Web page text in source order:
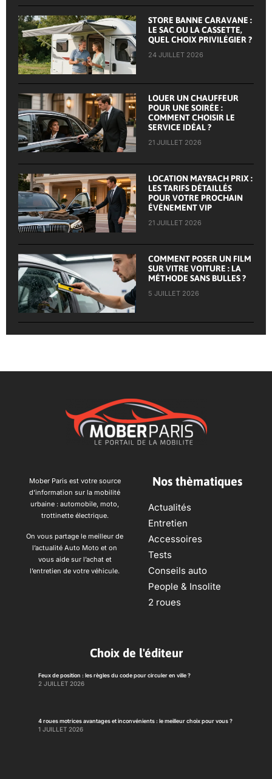
STORE BANNE CARAVANE :
LE SAC OU LA CASSETTE,
QUEL CHOIX PRIVILÉGIER ?
24 JUILLET 2026
LOUER UN CHAUFFEUR
POUR UNE SOIRÉE :
COMMENT CHOISIR LE
SERVICE IDÉAL ?
21 JUILLET 2026
LOCATION MAYBACH PRIX :
LES TARIFS DÉTAILLÉS
POUR VOTRE PROCHAIN
ÉVÉNEMENT VIP
21 JUILLET 2026
COMMENT POSER UN FILM
SUR VITRE VOITURE : LA
MÉTHODE SANS BULLES ?
5 JUILLET 2026
Mober Paris est votre source
d’information sur la mobilité
urbaine : automobile, moto,
trottinette électrique.
On vous partage le meilleur de
l’actualité Auto Moto et on
vous aide sur l’achat et
l’entretien de votre véhicule.
Nos thèmatiques
Actualités
Entretien
Accessoires
Tests
Conseils auto
People & Insolite
2 roues
Choix de l'éditeur
Feux de position : les règles du code pour circuler en ville ?
2 JUILLET 2026
4 roues motrices avantages et inconvénients : le meilleur choix pour vous ?
1 JUILLET 2026